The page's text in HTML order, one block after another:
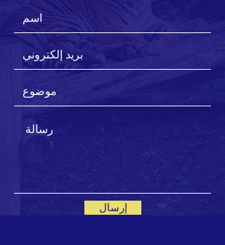
إرسال